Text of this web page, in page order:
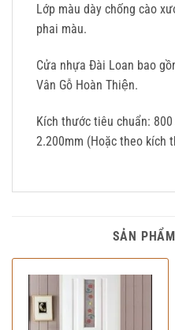
Lớp màu dày chống cào
phai màu.
Cửa nhựa Đài Loan bao
Vân Gỗ Hoàn Thiện.
Kích thước tiêu chuẩn:
2.200mm (Hoặc theo kích
SẢN